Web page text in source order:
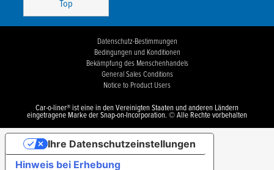
Top
Datenschutz-Bestimmungen
Bedingungen und Konditionen
Bekämpfung des Menschenhandels
General Sales Conditions
Notice to Product Users
Car-o-liner® ist eine in den Vereinigten Staaten und anderen Ländern
eingetragene Marke der Snap-on-Incorporation. © Alle Rechte vorbehalten
Hinweis bei Erhebung
Ihre Datenschutzeinstellungen